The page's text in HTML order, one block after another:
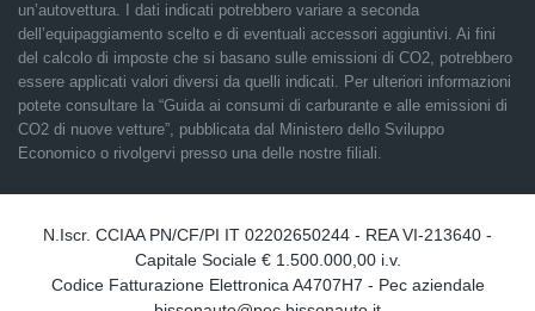
un’autovettura. I dati indicati potrebbero variare a seconda
dell’equipaggiamento scelto e di eventuali accessori aggiuntivi. Ai fini
del calcolo di imposte che si basano sulle emissioni di CO2, potrebbero
essere applicati valori diversi da quelli indicati. Per ulteriori informazioni
potete consultare la “Guida ai consumi di carburante e alle emissioni di
CO2 di nuove vetture”, pubblicata dal Ministero dello Sviluppo
Economico o rivolgervi presso una delle nostre filiali.
N.Iscr. CCIAA PN/CF/PI IT 02202650244 - REA VI-213640 -
Capitale Sociale € 1.500.000,00 i.v.
Codice Fatturazione Elettronica A4707H7 - Pec aziendale